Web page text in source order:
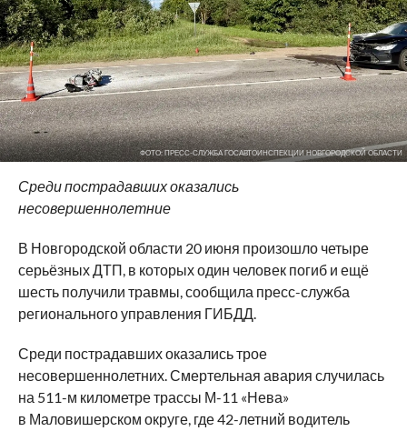
ФОТО: ПРЕСС-СЛУЖБА ГОСАВТОИНСПЕКЦИИ НОВГОРОДСКОЙ ОБЛАСТИ
Среди пострадавших оказались
несовершеннолетние
В Новгородской области 20 июня произошло четыре
серьёзных ДТП, в которых один человек погиб и ещё
шесть получили травмы, сообщила пресс-служба
регионального управления ГИБДД.
Среди пострадавших оказались трое
несовершеннолетних. Смертельная авария случилась
на 511-м километре трассы М-11 «Нева»
в Маловишерском округе, где 42-летний водитель